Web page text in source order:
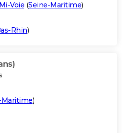
Voie (Seine-Maritime)
Rhin)
Maritime)